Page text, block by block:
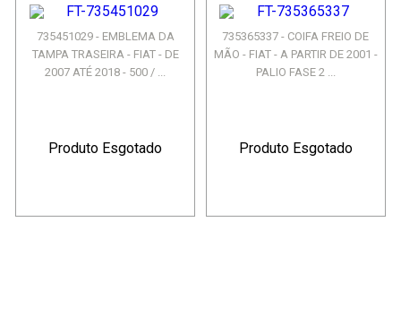
735451029 - EMBLEMA DA
TAMPA TRASEIRA - FIAT - DE
2007 ATÉ 2018 - 500 / ...
Produto Esgotado
735365337 - COIFA FREIO DE
MÃO - FIAT - A PARTIR DE 2001 -
PALIO FASE 2 ...
Produto Esgotado